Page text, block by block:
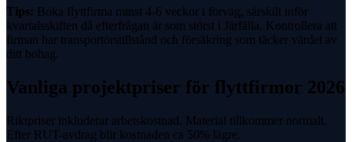
Tips: Boka flyttfirma minst 4-6 veckor i förväg, särskilt inför
kvartalsskiften då efterfrågan är som störst i Järfälla. Kontrollera att
firman har transportörstillstånd och försäkring som täcker värdet av
ditt bohag.
Vanliga projektpriser för flyttfirmor 2026
Riktpriser inkluderar arbetskostnad. Material tillkommer normalt.
Efter RUT-avdrag blir kostnaden ca 50% lägre.